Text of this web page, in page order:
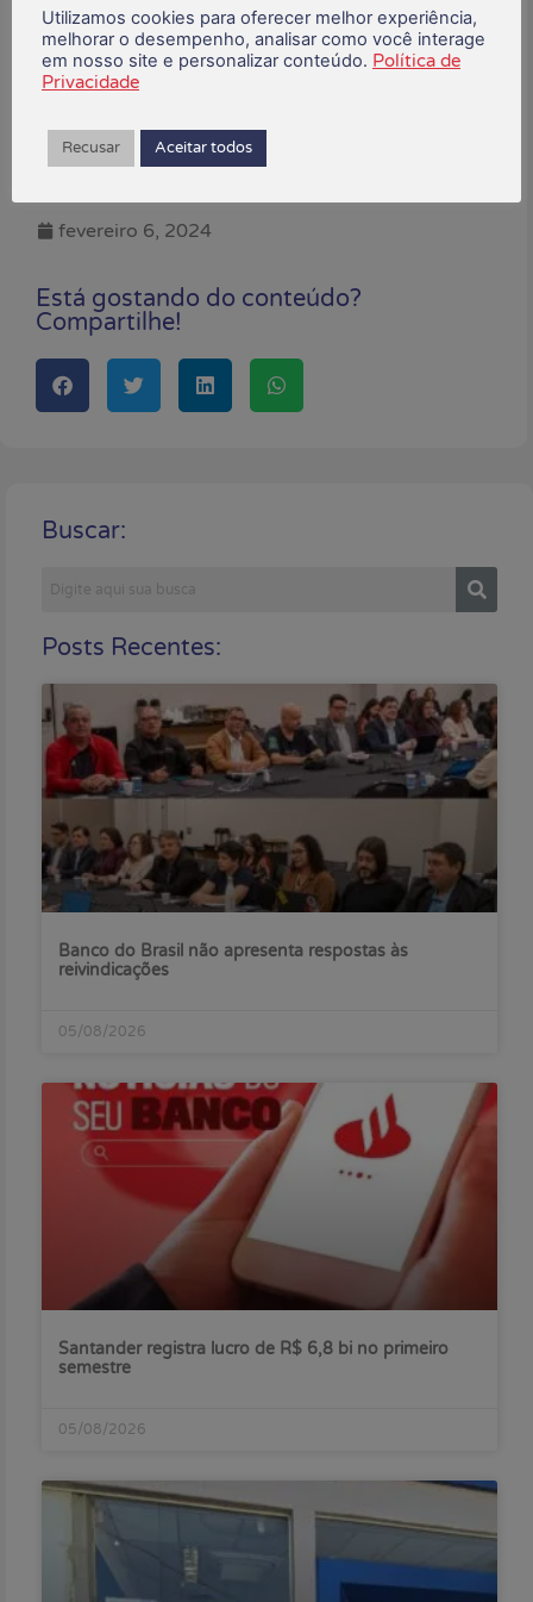
acesso a serviços bancários essenciais.
“O movimento sindical estará sempre
e clientes bancários”, finalizou a
coordenadora da COE.
fevereiro 6, 2024
Está gostando do conteúdo?
Compartilhe!
Buscar:
Posts Recentes:
Banco do Brasil não apresenta respostas às
reivindicações
05/08/2026
Santander registra lucro de R$ 6,8 bi no primeiro
semestre
05/08/2026
Utilizamos cookies para oferecer melhor experiência,
melhorar o desempenho, analisar como você interage
em nosso site e personalizar conteúdo. Política de
Privacidade
Recusar Aceitar todos